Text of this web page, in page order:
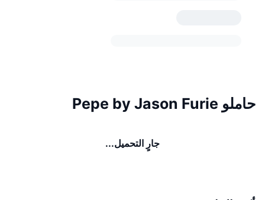
حاملو Pepe by Jason Furie
جارٍ التحميل...